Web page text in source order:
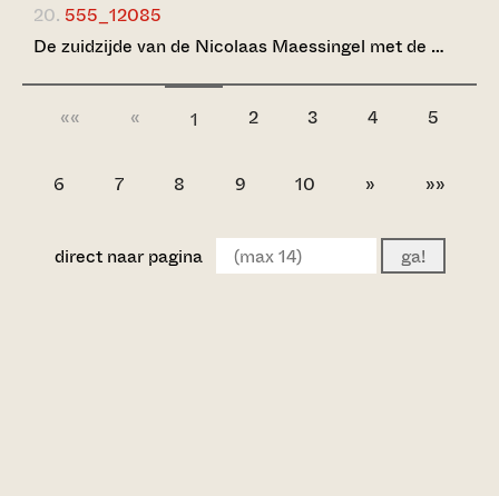
20. 555_12085
De zuidzijde van de Nicolaas Maessingel met de …
«« « 1 2 3 4 5
6 7 8 9 10 » »»
direct naar pagina ga!